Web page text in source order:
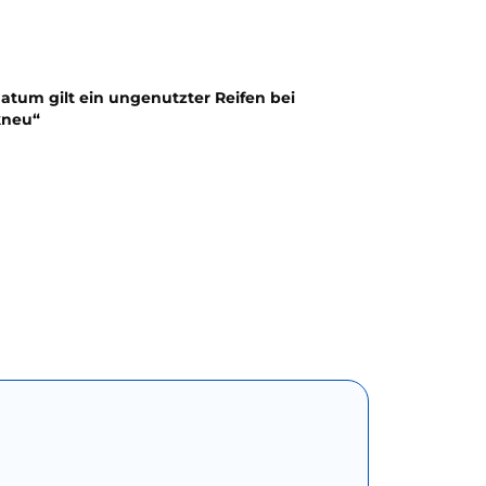
gilt ein ungenutzter Reifen bei